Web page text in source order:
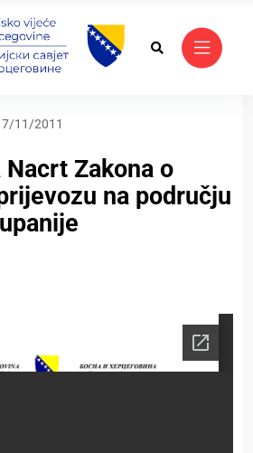
11/2011
Zakona o
na području